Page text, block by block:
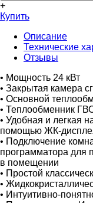
+
Купить
Описание
Технические
Отзывы
• Мощность 24 кВт
• Закрытая камера
• Основной
• Теплообменник
• Удобная и легкая
помощью ЖК-
• Подключение
программатора для
в помещении
• Простой
•
• Интуитивно-